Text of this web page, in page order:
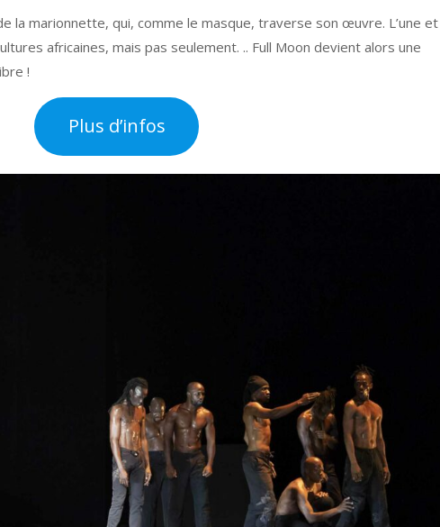
la marionnette, qui, comme le masque, traverse son œuvre. L’une et
africaines, mais pas seulement. .. Full Moon devient alors une
!
Plus d’infos